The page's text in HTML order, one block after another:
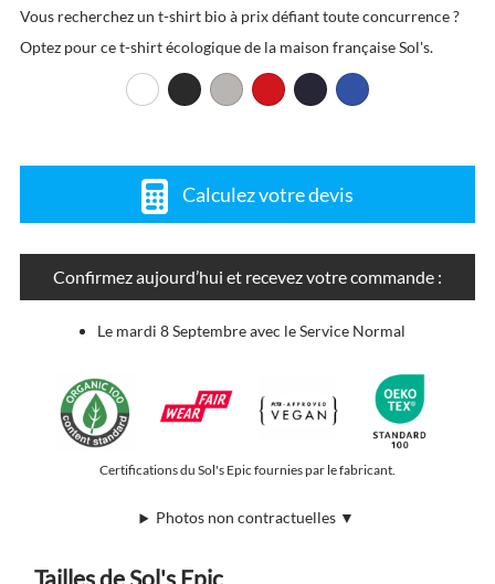
Vous recherchez un t-shirt bio à prix défiant toute concurrence ?
Optez pour ce t-shirt écologique de la maison française Sol's.
Calculez votre devis
Confirmez aujourd’hui et recevez votre commande :
Le mardi 8 Septembre avec le Service Normal
Certifications du Sol's Epic fournies par le fabricant.
Photos non contractuelles ▼
Tailles de Sol's Epic